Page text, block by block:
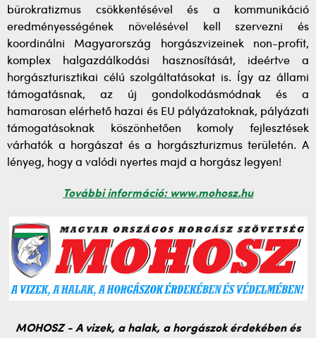
bürokratizmus csökkentésével és a kommunikáció
eredményességének növelésével kell szervezni és
koordinálni Magyarország horgászvizeinek non-profit,
komplex halgazdálkodási hasznosítását, ideértve a
horgászturisztikai célú szolgáltatásokat is. Így az állami
támogatásnak, az új gondolkodásmódnak és a
hamarosan elérhető hazai és EU pályázatoknak, pályázati
támogatásoknak köszönhetően komoly fejlesztések
várhatók a horgászat és a horgászturizmus területén. A
lényeg, hogy a valódi nyertes majd a horgász legyen!
További információ: www.mohosz.hu
MOHOSZ - A vizek, a halak, a horgászok érdekében és